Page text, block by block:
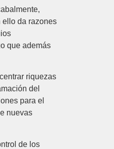
ello da razones
que además
riquezas
del
para el
nuevas
de los